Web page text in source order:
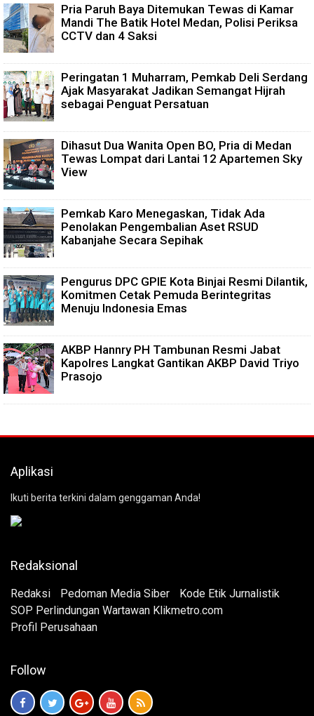
Pria Paruh Baya Ditemukan Tewas di Kamar
Mandi The Batik Hotel Medan, Polisi Periksa
CCTV dan 4 Saksi
Peringatan 1 Muharram, Pemkab Deli Serdang
Ajak Masyarakat Jadikan Semangat Hijrah
sebagai Penguat Persatuan
Dihasut Dua Wanita Open BO, Pria di Medan
Tewas Lompat dari Lantai 12 Apartemen Sky
View
Pemkab Karo Menegaskan, Tidak Ada
Penolakan Pengembalian Aset RSUD
Kabanjahe Secara Sepihak
Pengurus DPC GPIE Kota Binjai Resmi Dilantik,
Komitmen Cetak Pemuda Berintegritas
Menuju Indonesia Emas
AKBP Hannry PH Tambunan Resmi Jabat
Kapolres Langkat Gantikan AKBP David Triyo
Prasojo
Aplikasi
Ikuti berita terkini dalam genggaman Anda!
Redaksional
Redaksi Pedoman Media Siber
Kode Etik Jurnalistik
SOP Perlindungan Wartawan Klikmetro.com
Profil Perusahaan
Follow